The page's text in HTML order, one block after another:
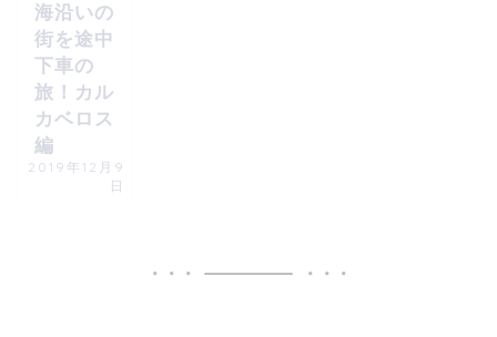
海沿いの
街を途中
下車の
旅！カル
カベロス
編
2019年12月9
日